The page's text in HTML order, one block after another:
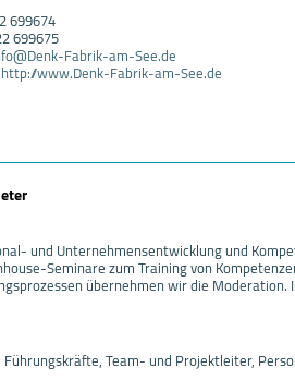
699674
699675
Fabrik-am-See.de
http://www.Denk-Fabrik-am-See.de
und Unternehmensentwicklung und
Seminare zum Training von
übernehmen wir die
Team- und Projektleiter,